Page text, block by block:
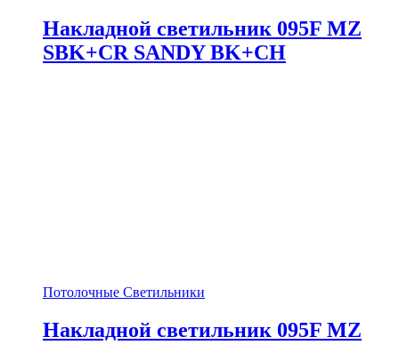
Накладной светильник 095F MZ
SBK+CR SANDY BK+CH
Потолочные Светильники
Накладной светильник 095F MZ